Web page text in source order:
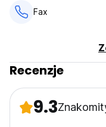
Fax
Recenzje
9.3